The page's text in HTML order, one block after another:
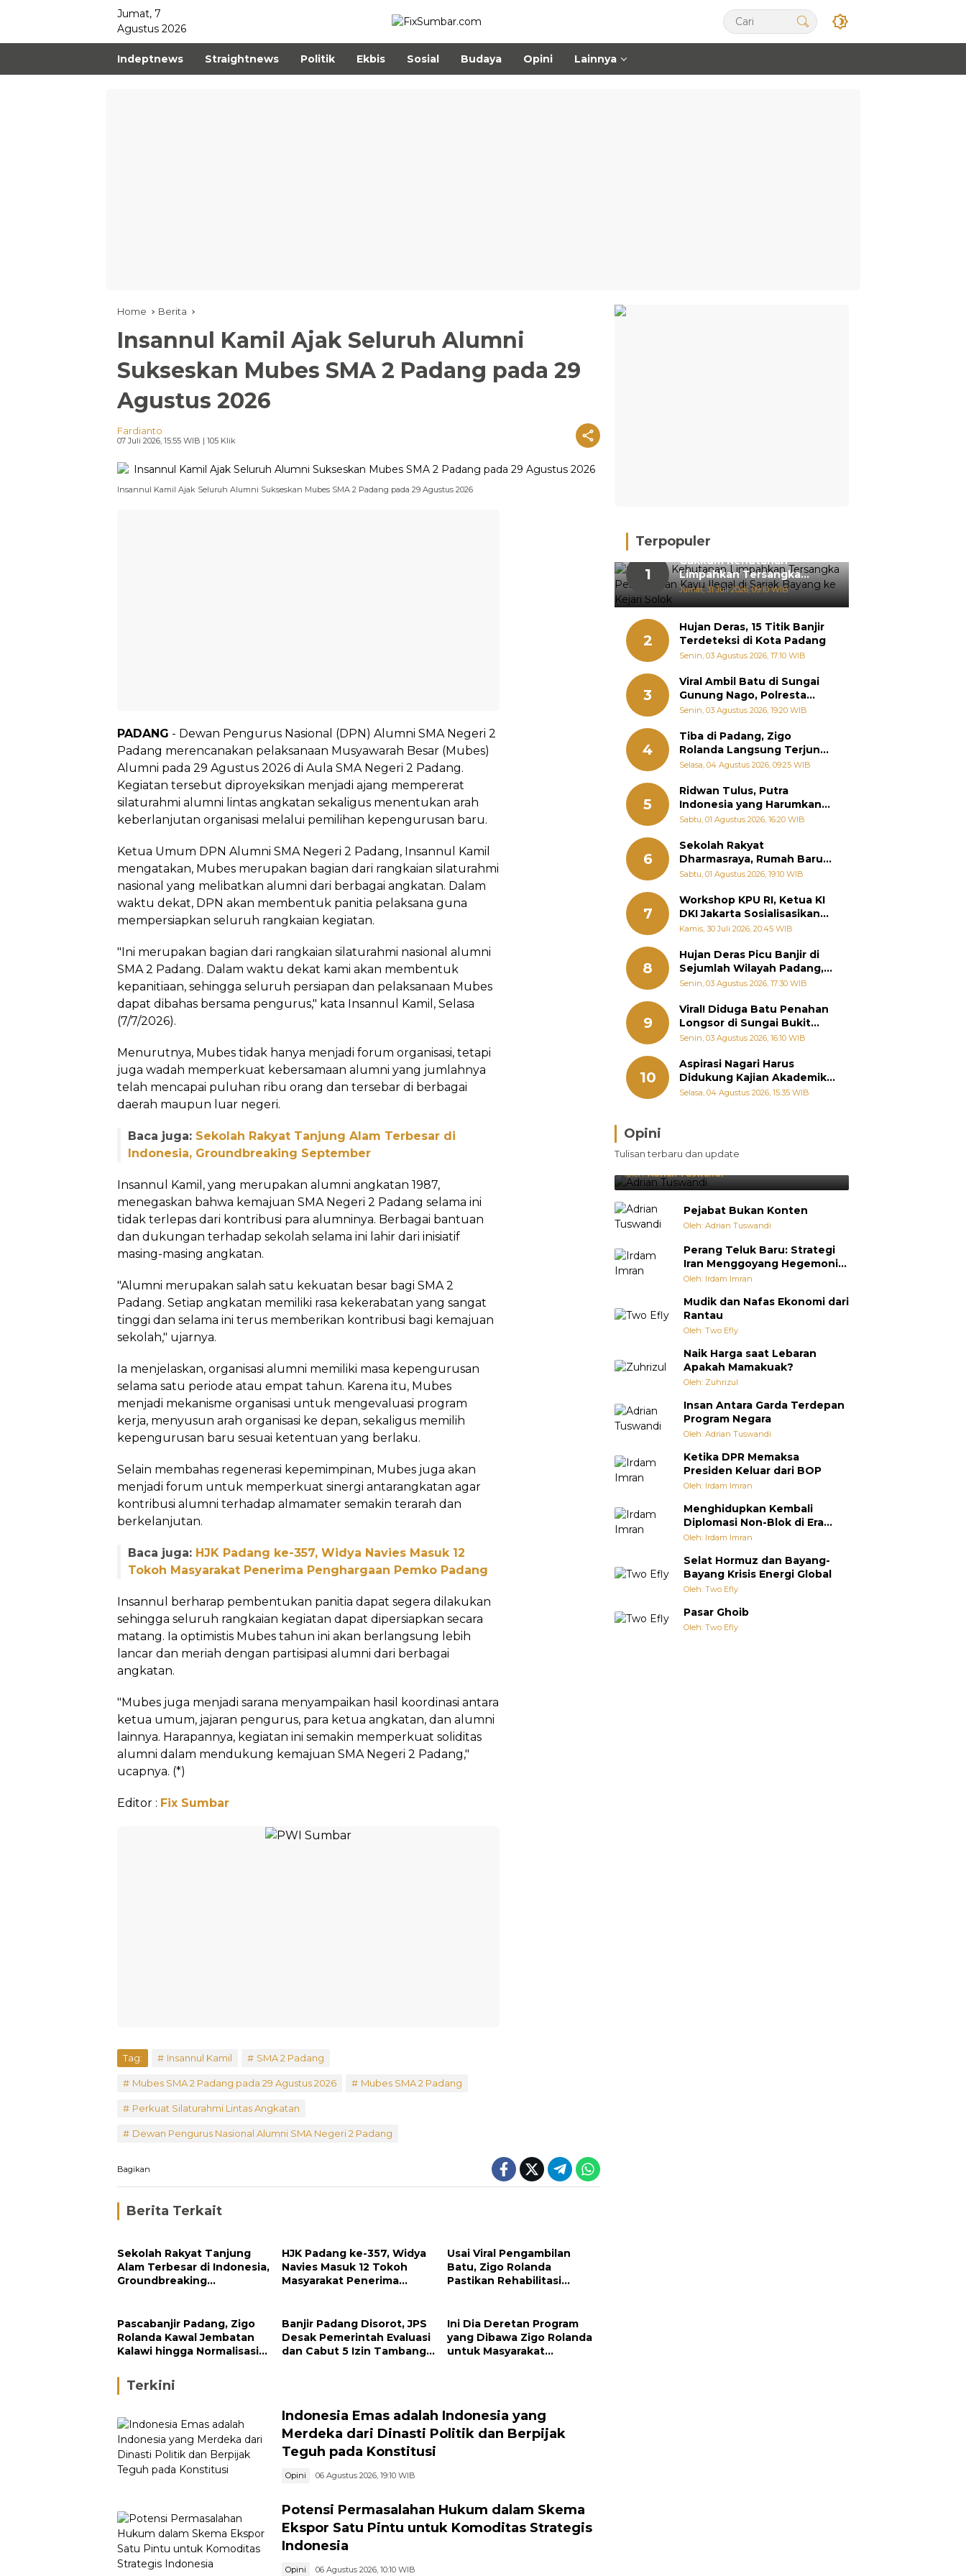
Jumat, 7
Agustus 2026
Indeptnews Straightnews Politik Ekbis Sosial Budaya Opini Lainnya
Home Berita
Insannul Kamil Ajak Seluruh Alumni
Sukseskan Mubes SMA 2 Padang pada 29
Agustus 2026
Fardianto
07 Juli 2026, 15:55 WIB | 105 Klik
Insannul Kamil Ajak Seluruh Alumni Sukseskan Mubes SMA 2 Padang pada 29 Agustus 2026
PADANG - Dewan Pengurus Nasional (DPN) Alumni SMA Negeri 2
Padang merencanakan pelaksanaan Musyawarah Besar (Mubes)
Alumni pada 29 Agustus 2026 di Aula SMA Negeri 2 Padang.
Kegiatan tersebut diproyeksikan menjadi ajang mempererat
silaturahmi alumni lintas angkatan sekaligus menentukan arah
keberlanjutan organisasi melalui pemilihan kepengurusan baru.
Ketua Umum DPN Alumni SMA Negeri 2 Padang, Insannul Kamil
mengatakan, Mubes merupakan bagian dari rangkaian silaturahmi
nasional yang melibatkan alumni dari berbagai angkatan. Dalam
waktu dekat, DPN akan membentuk panitia pelaksana guna
mempersiapkan seluruh rangkaian kegiatan.
"Ini merupakan bagian dari rangkaian silaturahmi nasional alumni
SMA 2 Padang. Dalam waktu dekat kami akan membentuk
kepanitiaan, sehingga seluruh persiapan dan pelaksanaan Mubes
dapat dibahas bersama pengurus," kata Insannul Kamil, Selasa
(7/7/2026).
Menurutnya, Mubes tidak hanya menjadi forum organisasi, tetapi
juga wadah memperkuat kebersamaan alumni yang jumlahnya
telah mencapai puluhan ribu orang dan tersebar di berbagai
daerah maupun luar negeri.
Baca juga: Sekolah Rakyat Tanjung Alam Terbesar di
Indonesia, Groundbreaking September
Insannul Kamil, yang merupakan alumni angkatan 1987,
menegaskan bahwa kemajuan SMA Negeri 2 Padang selama ini
tidak terlepas dari kontribusi para alumninya. Berbagai bantuan
dan dukungan terhadap sekolah selama ini lahir dari inisiatif
masing-masing angkatan.
"Alumni merupakan salah satu kekuatan besar bagi SMA 2
Padang. Setiap angkatan memiliki rasa kekerabatan yang sangat
tinggi dan selama ini terus memberikan kontribusi bagi kemajuan
sekolah," ujarnya.
Ia menjelaskan, organisasi alumni memiliki masa kepengurusan
selama satu periode atau empat tahun. Karena itu, Mubes
menjadi mekanisme organisasi untuk mengevaluasi program
kerja, menyusun arah organisasi ke depan, sekaligus memilih
kepengurusan baru sesuai ketentuan yang berlaku.
Selain membahas regenerasi kepemimpinan, Mubes juga akan
menjadi forum untuk memperkuat sinergi antarangkatan agar
kontribusi alumni terhadap almamater semakin terarah dan
berkelanjutan.
Baca juga: HJK Padang ke-357, Widya Navies Masuk 12
Tokoh Masyarakat Penerima Penghargaan Pemko Padang
Insannul berharap pembentukan panitia dapat segera dilakukan
sehingga seluruh rangkaian kegiatan dapat dipersiapkan secara
matang. Ia optimistis Mubes tahun ini akan berlangsung lebih
lancar dan meriah dengan partisipasi alumni dari berbagai
angkatan.
"Mubes juga menjadi sarana menyampaikan hasil koordinasi antara
ketua umum, jajaran pengurus, para ketua angkatan, dan alumni
lainnya. Harapannya, kegiatan ini semakin memperkuat soliditas
alumni dalam mendukung kemajuan SMA Negeri 2 Padang,"
ucapnya. (*)
Editor : Fix Sumbar
Tag: Insannul Kamil SMA 2 Padang
Mubes SMA 2 Padang pada 29 Agustus 2026 Mubes SMA 2 Padang
Perkuat Silaturahmi Lintas Angkatan
Dewan Pengurus Nasional Alumni SMA Negeri 2 Padang
Bagikan
Berita Terkait
Sekolah Rakyat Tanjung
Alam Terbesar di Indonesia,
Groundbreaking
HJK Padang ke-357, Widya
Navies Masuk 12 Tokoh
Masyarakat Penerima
Usai Viral Pengambilan
Batu, Zigo Rolanda
Pastikan Rehabilitasi
Pascabanjir Padang, Zigo
Rolanda Kawal Jembatan
Kalawi hingga Normalisasi
Banjir Padang Disorot, JPS
Desak Pemerintah Evaluasi
dan Cabut 5 Izin Tambang
Ini Dia Deretan Program
yang Dibawa Zigo Rolanda
untuk Masyarakat
Terkini
Indonesia Emas adalah Indonesia yang
Merdeka dari Dinasti Politik dan Berpijak
Teguh pada Konstitusi
Opini 06 Agustus 2026, 19:10 WIB
Potensi Permasalahan Hukum dalam Skema
Ekspor Satu Pintu untuk Komoditas Strategis
Indonesia
Opini 06 Agustus 2026, 10:10 WIB
Terpopuler
1
Gakkum Kehutanan
Limpahkan Tersangka
Pemanenan Kayu Ilegal di
Sariak Bayang ke Kejari
Jumat, 31 Juli 2026, 09:10 WIB
2
Hujan Deras, 15 Titik Banjir
Terdeteksi di Kota Padang
Senin, 03 Agustus 2026, 17:10 WIB
3
Viral Ambil Batu di Sungai
Gunung Nago, Polresta
Padang Ungkap Fakta
Senin, 03 Agustus 2026, 19:20 WIB
4
Tiba di Padang, Zigo
Rolanda Langsung Terjun
Bantu Warga Terdampak
Selasa, 04 Agustus 2026, 09:25 WIB
5
Ridwan Tulus, Putra
Indonesia yang Harumkan
Nama Bangsa hingga
Jepang
Sabtu, 01 Agustus 2026, 16:20 WIB
6
Sekolah Rakyat
Dharmasraya, Rumah Baru
268 Anak Menggapai Mimpi
Kemiskinan
Sabtu, 01 Agustus 2026, 19:10 WIB
7
Workshop KPU RI, Ketua KI
DKI Jakarta Sosialisasikan
Hukum Acara Penyelesaian
Kamis, 30 Juli 2026, 20:45 WIB
8
Hujan Deras Picu Banjir di
Sejumlah Wilayah Padang,
Fadly Amran Perintahkan
Senin, 03 Agustus 2026, 17:30 WIB
9
Viral! Diduga Batu Penahan
Longsor di Sungai Bukit
Nago Padang Diambil, Warga
Senin, 03 Agustus 2026, 16:10 WIB
10
Aspirasi Nagari Harus
Didukung Kajian Akademik,
Zigo Rolanda: Agar Mudah
Selasa, 04 Agustus 2026, 15:35 WIB
Opini
Tulisan terbaru dan update
Brasil Lebih Diunggulkan, tetapi
Jepang Selalu Punya Cara Membuat
Kejutan
Oleh:Adrian Tuswandi
Pejabat Bukan Konten
Oleh: Adrian Tuswandi
Perang Teluk Baru: Strategi
Iran Menggoyang Hegemoni
AS dari Dalam
Oleh: Irdam Imran
Mudik dan Nafas Ekonomi dari
Rantau
Oleh: Two Efly
Naik Harga saat Lebaran
Apakah Mamakuak?
Oleh: Zuhrizul
Insan Antara Garda Terdepan
Program Negara
Oleh: Adrian Tuswandi
Ketika DPR Memaksa
Presiden Keluar dari BOP
Oleh: Irdam Imran
Menghidupkan Kembali
Diplomasi Non-Blok di Era
Multipolar
Oleh: Irdam Imran
Selat Hormuz dan Bayang-
Bayang Krisis Energi Global
Oleh: Two Efly
Pasar Ghoib
Oleh: Two Efly